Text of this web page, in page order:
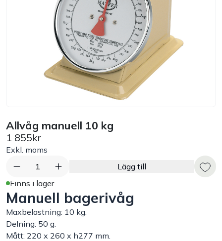
Stickvagnar & transport
Råvaruhantering & lagring
Arbetskläder
Plåtbyte
Allvåg manuell 10 kg
1 855kr
Exkl. moms
1
Lägg till
Finns i lager
Manuell bagerivåg
Maxbelastning: 10 kg.
Delning: 50 g.
Mått: 220 x 260 x h277 mm.